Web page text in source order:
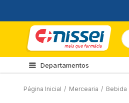
Departamentos
Página Inicial / Mercearia / Bebida